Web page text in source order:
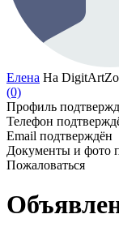
Елена На
(0)
Профиль
Телефон
Email подтверждён
Документы и фото
Пожаловаться